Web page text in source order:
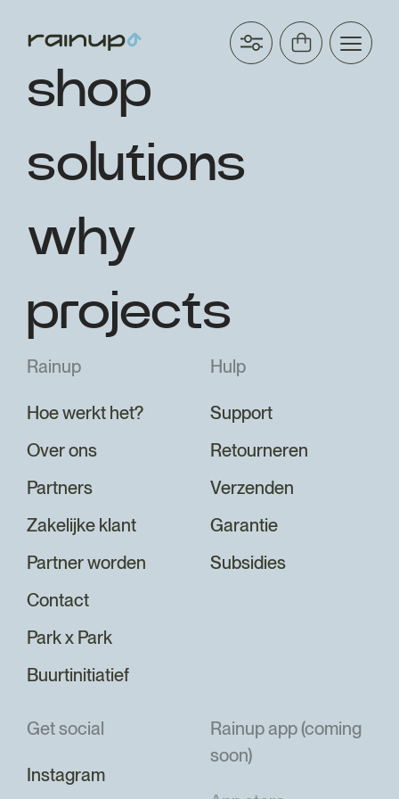
shop
solutions
why
projects
Rainup
Hoe werkt het?
Over ons
Partners
Zakelijke klant
Partner worden
Contact
Park x Park
Buurtinitiatief
Hulp
Support
Retourneren
Verzenden
Garantie
Subsidies
Get social
Instagram
Rainup app (coming
soon)